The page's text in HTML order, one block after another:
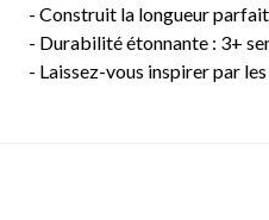
- Construit la longueur
- Durabilité étonnante : 3+
- Laissez-vous inspirer par